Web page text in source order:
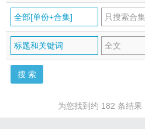
全部[单份+合集] 只搜索合集
标题和关键词 全文
为您找到约 182 条结果